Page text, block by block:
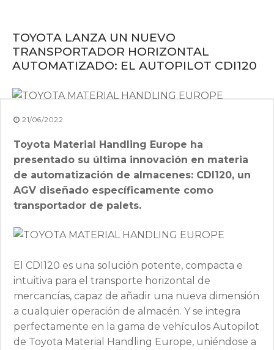
TOYOTA LANZA UN NUEVO
TRANSPORTADOR HORIZONTAL
AUTOMATIZADO: EL AUTOPILOT CDI120
21/06/2022
Toyota Material Handling Europe ha
presentado su última innovación en materia
de automatización de almacenes: CDI120, un
AGV diseñado específicamente como
transportador de palets.
El CDI120 es una solución potente, compacta e
intuitiva para el transporte horizontal de
mercancías, capaz de añadir una nueva dimensión
a cualquier operación de almacén. Y se integra
perfectamente en la gama de vehículos Autopilot
de Toyota Material Handling Europe, uniéndose a